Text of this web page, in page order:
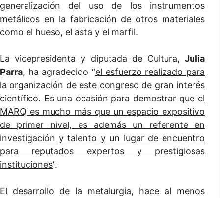
generalización del uso de los instrumentos
metálicos en la fabricación de otros materiales
como el hueso, el asta y el marfil.
La vicepresidenta y diputada de Cultura, Julia
Parra, ha agradecido “el esfuerzo realizado para
la organización de este congreso de gran interés
científico. Es una ocasión para demostrar que el
MARQ es mucho más que un espacio expositivo
de primer nivel, es además un referente en
investigación y talento y un lugar de encuentro
para reputados expertos y prestigiosas
instituciones”.
El desarrollo de la metalurgia, hace al menos